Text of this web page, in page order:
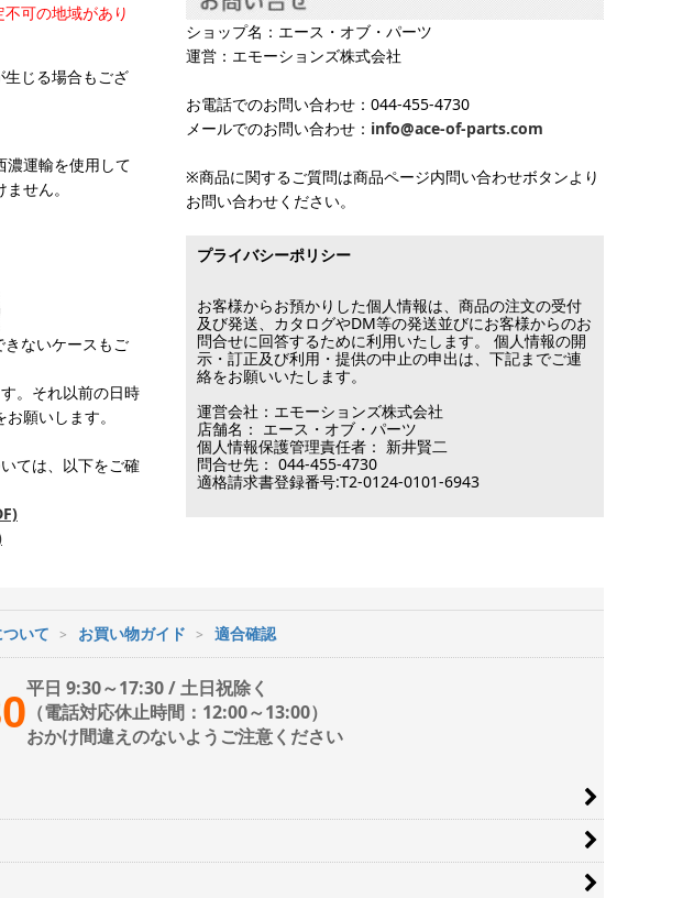
可の地域があり
じる場合もござ
濃運輸を使用して
せん。
ないケースもご
。それ以前の日時
願いします。
ては、以下をご確
ショップ名：エース・オブ・パーツ
運営：エモーションズ株式会社
お電話でのお問い合わせ：044-455-4730
メールでのお問い合わせ： info@ace-of-parts.com
※商品に関するご質問は商品ページ内問い合わせボタンより
お問い合わせください。
プライバシーポリシー
お客様からお預かりした個人情報は、商品の注文の受付
及び発送、カタログやDM等の発送並びにお客様からのお
問合せに回答するために利用いたします。 個人情報の開
示・訂正及び利用・提供の中止の申出は、下記までご連
絡をお願いいたします。
運営会社：エモーションズ株式会社
店舗名： エース・オブ・パーツ
個人情報保護管理責任者： 新井賢二
問合せ先： 044-455-4730
適格請求書登録番号:T2-0124-0101-6943
いて お買い物ガイド 適合確認
平日 9:30～17:30 / 土日祝除く
（電話対応休止時間：12:00～13:00）
おかけ間違えのないようご注意ください